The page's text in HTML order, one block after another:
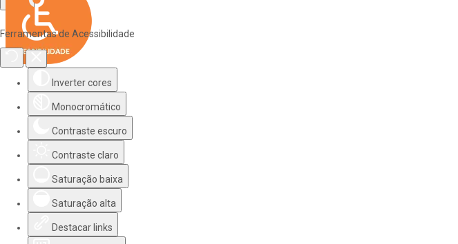
Ferramentas de Acessibilidade
Inverter cores
Monocromático
Contraste escuro
Contraste claro
Saturação baixa
Saturação alta
Destacar links